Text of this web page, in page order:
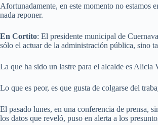
Afortunadamente, en este momento no estamos
nada reponer.
En Cortito: El presidente municipal de
sólo el actuar de la administración pública, sino
La que ha sido un lastre para el alcalde es
Lo que es peor, es que gusta de colgarse del
El pasado lunes, en una conferencia de prensa,
los datos que reveló, puso en alerta a los